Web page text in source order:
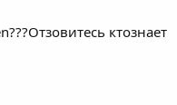
ктознает